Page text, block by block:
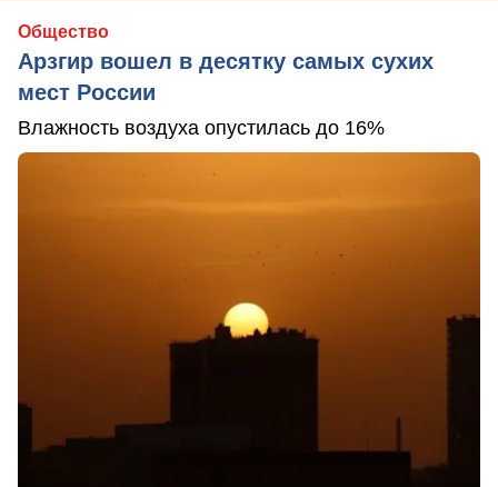
Общество
Арзгир вошел в десятку самых сухих
мест России
Влажность воздуха опустилась до 16%